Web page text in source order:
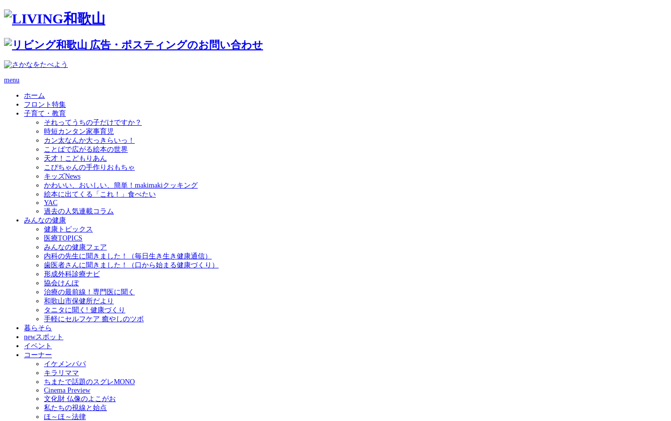
menu
ホーム
フロント特集
子育て・教育
それってうちの子だけですか？
時短カンタン家事育児
カン太なんか大っきらいっ！
ことばで広がる絵本の世界
天才！こどもりあん
こぴちゃんの手作りおもちゃ
キッズNews
かわいい、おいしい、簡単！makimakiクッキング
絵本に出てくる「これ！」食べたい
YAC
過去の人気連載コラム
みんなの健康
健康トピックス
医療TOPICS
みんなの健康フェア
内科の先生に聞きました！（毎日生き生き健康通信）
歯医者さんに聞きました！（口から始まる健康づくり）
形成外科診療ナビ
協会けんぽ
治療の最前線！専門医に聞く
和歌山市保健所だより
タニタに聞く! 健康づくり
手軽にセルフケア 癒やしのツボ
暮らそら
newスポット
イベント
コーナー
イケメンパパ
キラリママ
ちまたで話題のスグレMONO
Cinema Preview
文化財 仏像のよこがお
私たちの視線と始点
ほ～ほ～法律